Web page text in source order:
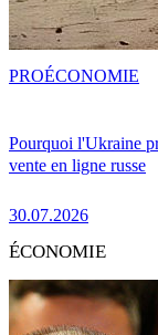
Pourquoi l'Ukraine
vente en ligne russe
30.07.2026
PROÉCONOMIE
ÉCONOMIE